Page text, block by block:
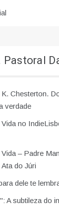
Pastoral
K. Chesterton.
verdade
no
– Padre
do Júri
dele te
A subtileza do